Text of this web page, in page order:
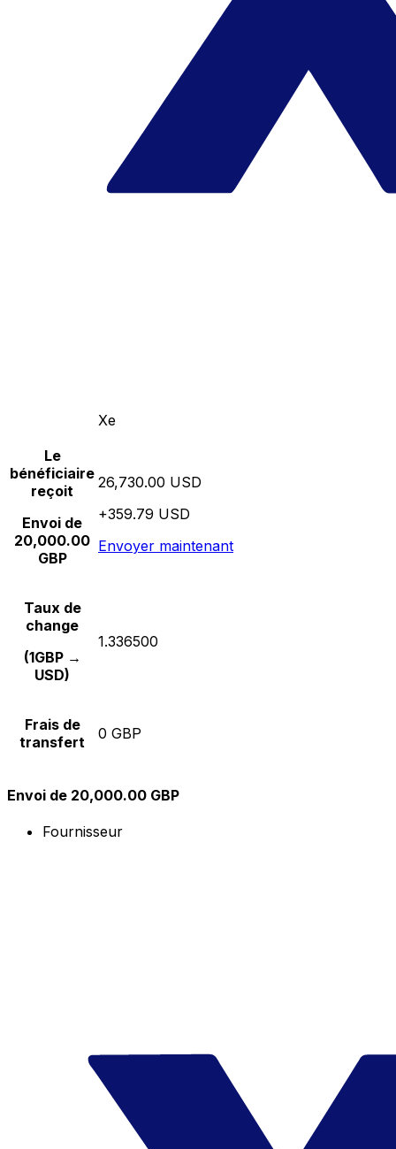
Xe
Le
bénéficiaire
reçoit
Envoi de
20,000.00
GBP
26,730.00 USD
+359.79 USD
Envoyer maintenant
Taux de
change
(1GBP →
USD)
1.336500
Frais de
transfert
0 GBP
Envoi de 20,000.00 GBP
Fournisseur